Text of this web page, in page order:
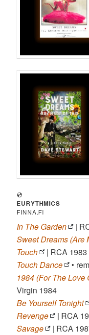
💿
EURYTHMICS
FINNA.FI
In The Garden
|
Sweet Dreams (Are
Touch
| RCA 1983
Touch Dance
•
1984 (For The Love
Virgin 1984
Be Yourself Tonight
Revenge
| RCA
Savage
| RCA